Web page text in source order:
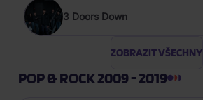
3 Doors Down
ZOBRAZIT VŠECHNY
POP & ROCK 2009 - 2019